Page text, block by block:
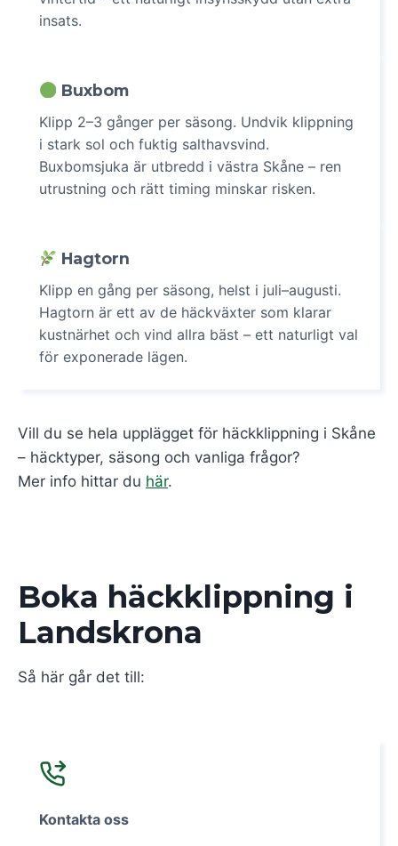
insats.
Buxbom
Klipp 2–3 gånger per säsong. Undvik klippning
i stark sol och fuktig salthavsvind.
Buxbomsjuka är utbredd i västra Skåne – ren
utrustning och rätt timing minskar risken.
Hagtorn
Klipp en gång per säsong, helst i juli–augusti.
Hagtorn är ett av de häckväxter som klarar
kustnärhet och vind allra bäst – ett naturligt val
för exponerade lägen.
Vill du se hela upplägget för häckklippning i Skåne
– häcktyper, säsong och vanliga frågor?
Mer info hittar du här.
Boka häckklippning i
Landskrona
Så här går det till:
Kontakta oss